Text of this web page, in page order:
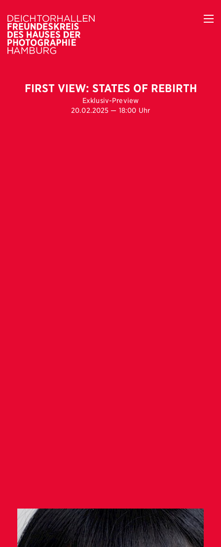
FIRST VIEW: STATES OF REBIRTH
Exklusiv-Preview
20.02.2025 — 18:00 Uhr